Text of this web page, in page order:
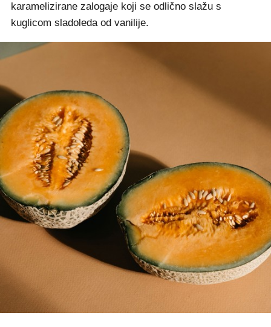
karamelizirane zalogaje koji se odlično slažu s
kuglicom sladoleda od vanilije.